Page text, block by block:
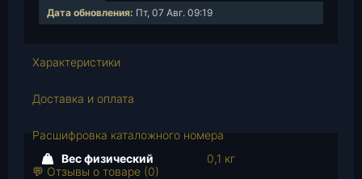
в
т
в
р
Дата обновления: Пт, 07 Авг. 09:19
Характеристики
Доставка и оплата
Расшифровка каталожного номера
💬 Отзывы о товаре (0)
Вес физический 0,1 кг